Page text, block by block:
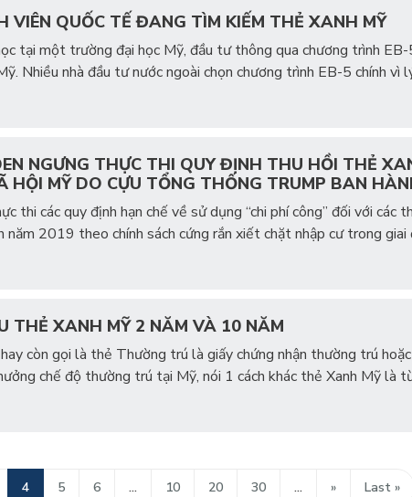
VIÊN QUỐC TẾ ĐANG TÌM KIẾM THẺ XANH MỸ
tại một trường đại học Mỹ, đầu tư thông qua chương trình
Nhiều nhà đầu tư nước ngoài chọn chương trình EB-5 chính vì
NGƯNG THỰC THI QUY ĐỊNH THU HỒI THẺ
HỘI MỸ DO CỰU TỔNG THỐNG TRUMP BAN
thi các quy định hạn chế về sử dụng “chi phí công” đối với các
2019 theo chính sách cứng rắn xiết chặt nhập cư trong
THẺ XANH MỸ 2 NĂM VÀ 10 NĂM
còn gọi là thẻ Thường trú là giấy chứng nhận thường trú
chế độ thường trú tại Mỹ, nói 1 cách khác thẻ Xanh Mỹ là
4 5 6 ... 10 20 30 ... » Last »